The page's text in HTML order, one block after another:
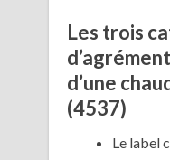
Les trois
d’une
(4537)
Le label